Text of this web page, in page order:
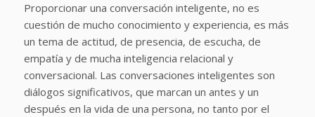
Proporcionar una conversación inteligente, no es
cuestión de mucho conocimiento y experiencia, es más
un tema de actitud, de presencia, de escucha, de
empatía y de mucha inteligencia relacional y
conversacional. Las conversaciones inteligentes son
diálogos significativos, que marcan un antes y un
después en la vida de una persona, no tanto por el